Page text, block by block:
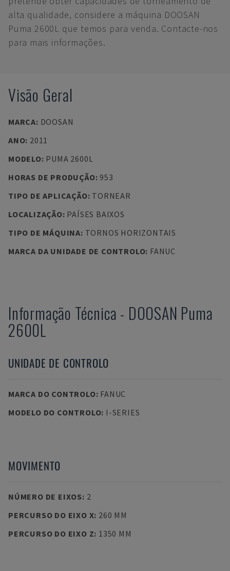
alta qualidade, considere a máquina DOOSAN
Puma 2600L que temos para venda. Contacte-nos
para mais informações.
Visão Geral
MARCA: DOOSAN
ANO: 2011
MODELO: PUMA 2600L
HORAS DE PRODUÇÃO: 953
TIPO DE APLICAÇÃO: TORNEAR
LOCALIZAÇÃO: PAÍSES BAIXOS
TIPO DE MÁQUINA: TORNOS HORIZONTAIS
MARCA DA UNIDADE DE CONTROLO: FANUC
Informação Técnica - DOOSAN Puma
2600L
UNIDADE DE CONTROLO
MARCA DO CONTROLO: FANUC
MODELO DO CONTROLO: I-SERIES
MOVIMENTO
NÚMERO DE EIXOS: 2
PERCURSO DO EIXO X: 260 MM
PERCURSO DO EIXO Z: 1350 MM